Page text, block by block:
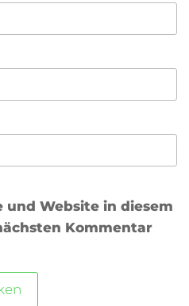
und Website in diesem
Kommentar